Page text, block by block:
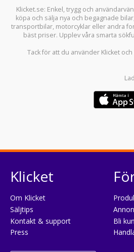
Klicket.se: Enkel, trygg och
köpa och sälja nya och begagnade bilar
transportbilar, motorcyklar eller andra
bäst priser. Upplev våra smarta
Tack för att du använder Klicket
Klicket
Om Klicket
Säljtips
Kontakt & support
Press
Bli